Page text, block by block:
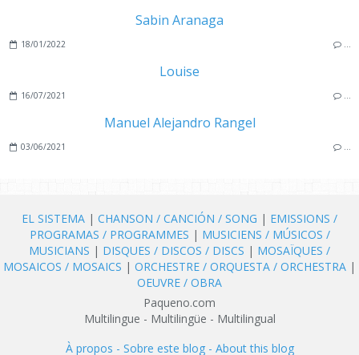
Sabin Aranaga
18/01/2022 …
Louise
16/07/2021 …
Manuel Alejandro Rangel
03/06/2021 …
EL SISTEMA | CHANSON / CANCIÓN / SONG | EMISSIONS /
PROGRAMAS / PROGRAMMES | MUSICIENS / MÚSICOS /
MUSICIANS | DISQUES / DISCOS / DISCS | MOSAÏQUES /
MOSAICOS / MOSAICS | ORCHESTRE / ORQUESTA / ORCHESTRA |
OEUVRE / OBRA
Paqueno.com
Multilingue - Multilingüe - Multilingual
À propos - Sobre este blog - About this blog